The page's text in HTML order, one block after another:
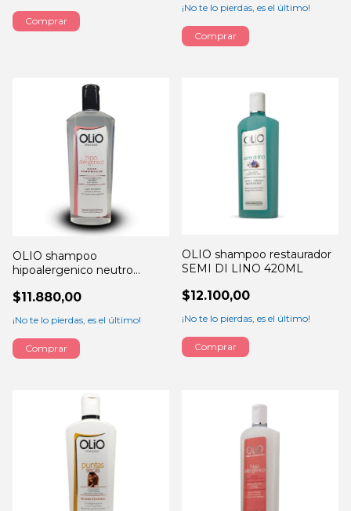
¡No te lo pierdas, es el último!
OLIO shampoo
hipoalergenico neutro
$11.880,00
¡No te lo pierdas, es el último!
OLIO shampoo restaurador
SEMI DI LINO 420ML
$12.100,00
¡No te lo pierdas, es el último!